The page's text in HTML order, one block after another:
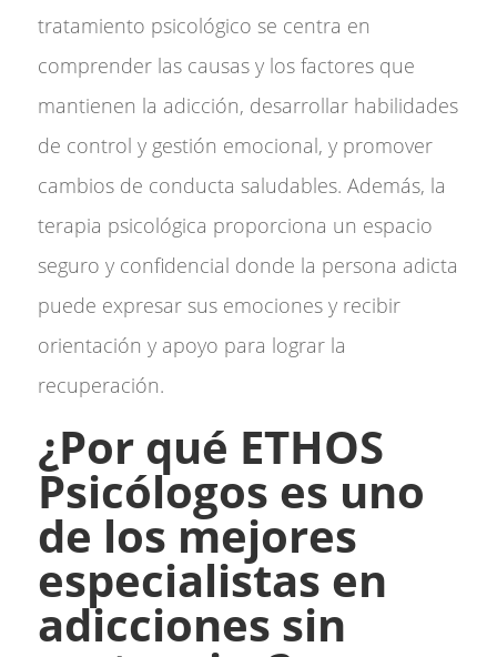
tratamiento psicológico se centra en
comprender las causas y los factores que
mantienen la adicción, desarrollar habilidades
de control y gestión emocional, y promover
cambios de conducta saludables. Además, la
terapia psicológica proporciona un espacio
seguro y confidencial donde la persona adicta
puede expresar sus emociones y recibir
orientación y apoyo para lograr la
recuperación.
¿Por qué ETHOS
Psicólogos es uno
de los mejores
especialistas en
adicciones sin